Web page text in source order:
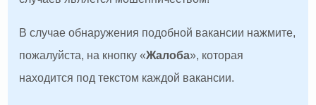
В случае обнаружения подобной вакансии нажмите,
пожалуйста, на кнопку «Жалоба», которая
находится под текстом каждой вакансии.